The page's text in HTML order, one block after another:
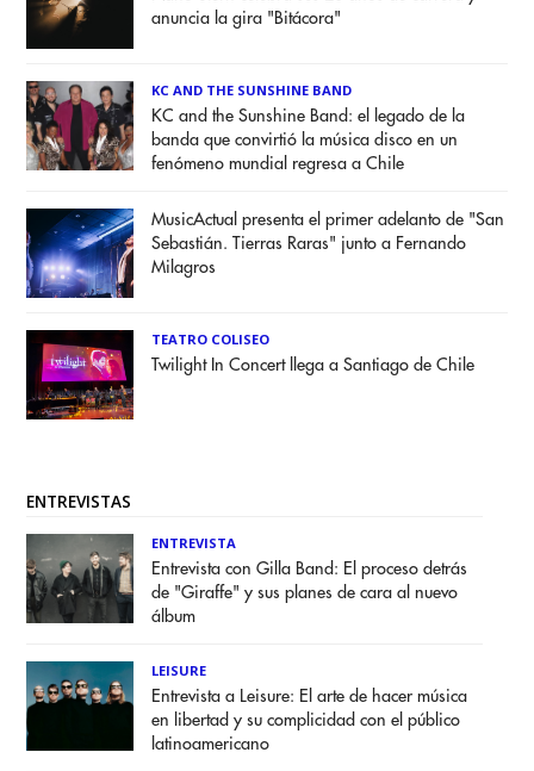
anuncia la gira "Bitácora"
KC AND THE SUNSHINE BAND
KC and the Sunshine Band: el legado de la
banda que convirtió la música disco en un
fenómeno mundial regresa a Chile
MusicActual presenta el primer adelanto de "San
Sebastián. Tierras Raras" junto a Fernando
Milagros
TEATRO COLISEO
Twilight In Concert llega a Santiago de Chile
ENTREVISTAS
ENTREVISTA
Entrevista con Gilla Band: El proceso detrás
de "Giraffe" y sus planes de cara al nuevo
álbum
LEISURE
Entrevista a Leisure: El arte de hacer música
en libertad y su complicidad con el público
latinoamericano